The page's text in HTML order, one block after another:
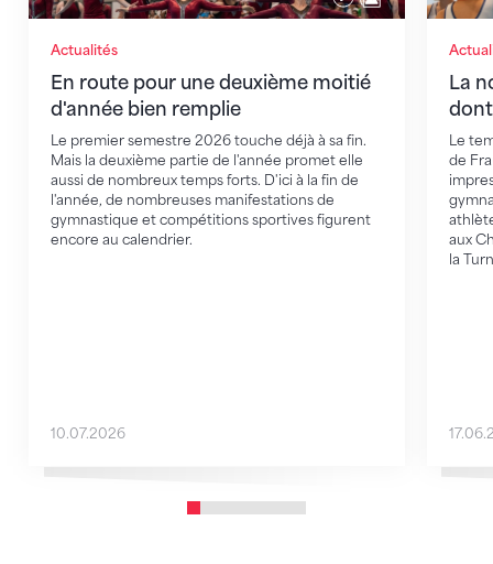
Actualités
En route pour une deuxième moitié
d'année bien remplie
Le premier semestre 2026 touche déjà à sa fin.
Mais la deuxième partie de l'année promet elle
aussi de nombreux temps forts. D'ici à la fin de
l'année, de nombreuses manifestations de
gymnastique et compétitions sportives figurent
encore au calendrier.
10.07.2026
La
Le
de
aux
la